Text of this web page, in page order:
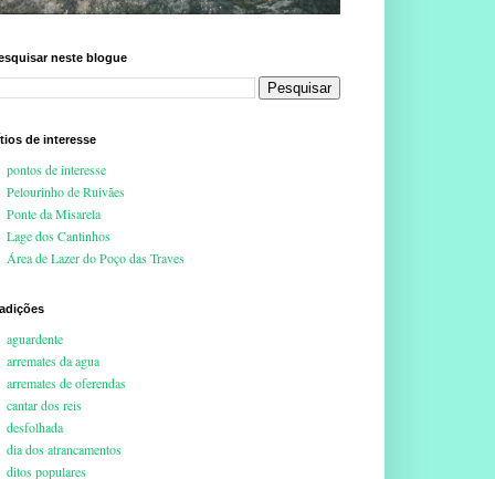
neste blogue
de interesse
pontos de interesse
Pelourinho de Ruivães
Ponte da Misarela
Lage dos Cantinhos
Área de Lazer do Poço das Traves
aguardente
arremates da agua
arremates de oferendas
cantar dos reis
desfolhada
dia dos atrancamentos
ditos populares